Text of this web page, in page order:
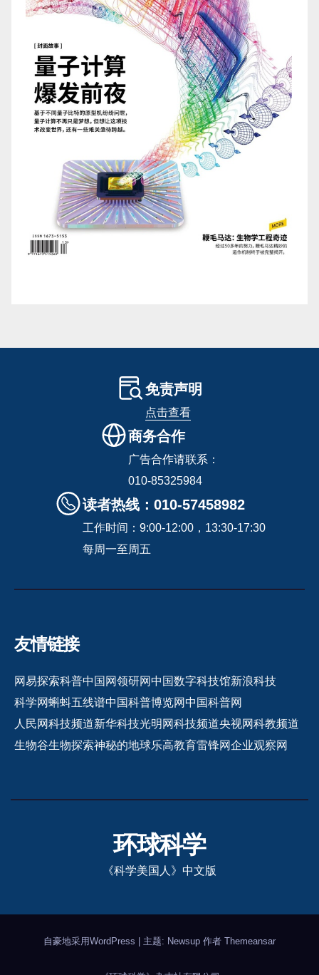
免责声明
点击查看
商务合作
广告合作请联系：
010-85325984
读者热线：010-57458982
工作时间：9:00-12:00，13:30-17:30
每周一至周五
友情链接
网易探索科普中国网领研网中国数字科技馆新浪科技
科学网蝌蚪五线谱中国科普博览网中国科普网
人民网科技频道新华科技光明网科技频道央视网科教频道
生物谷生物探索神秘的地球乐高教育雷锋网企业观察网
环球科学
《科学美国人》中文版
自豪地采用WordPress 主题: Newsup 作者 Themeansar